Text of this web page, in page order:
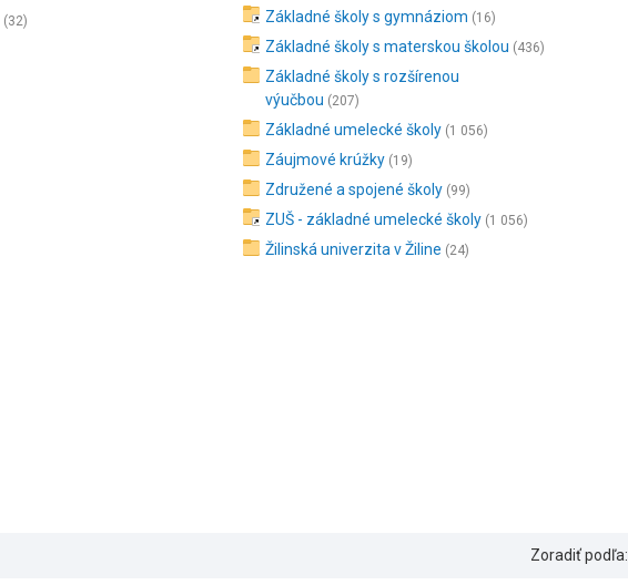
(32) Základné školy s gymnáziom (16)
Základné školy s materskou školou (436)
Základné školy s rozšírenou
výučbou (207)
Základné umelecké školy (1 056)
Záujmové krúžky (19)
Združené a spojené školy (99)
ZUŠ - základné umelecké školy (1 056)
Žilinská univerzita v Žiline (24)
Zoradiť podľa: